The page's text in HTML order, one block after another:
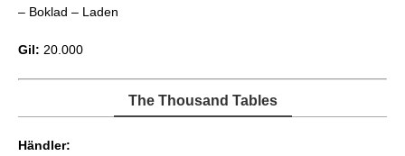
– Boklad – Laden
Gil: 20.000
The Thousand Tables
Händler: